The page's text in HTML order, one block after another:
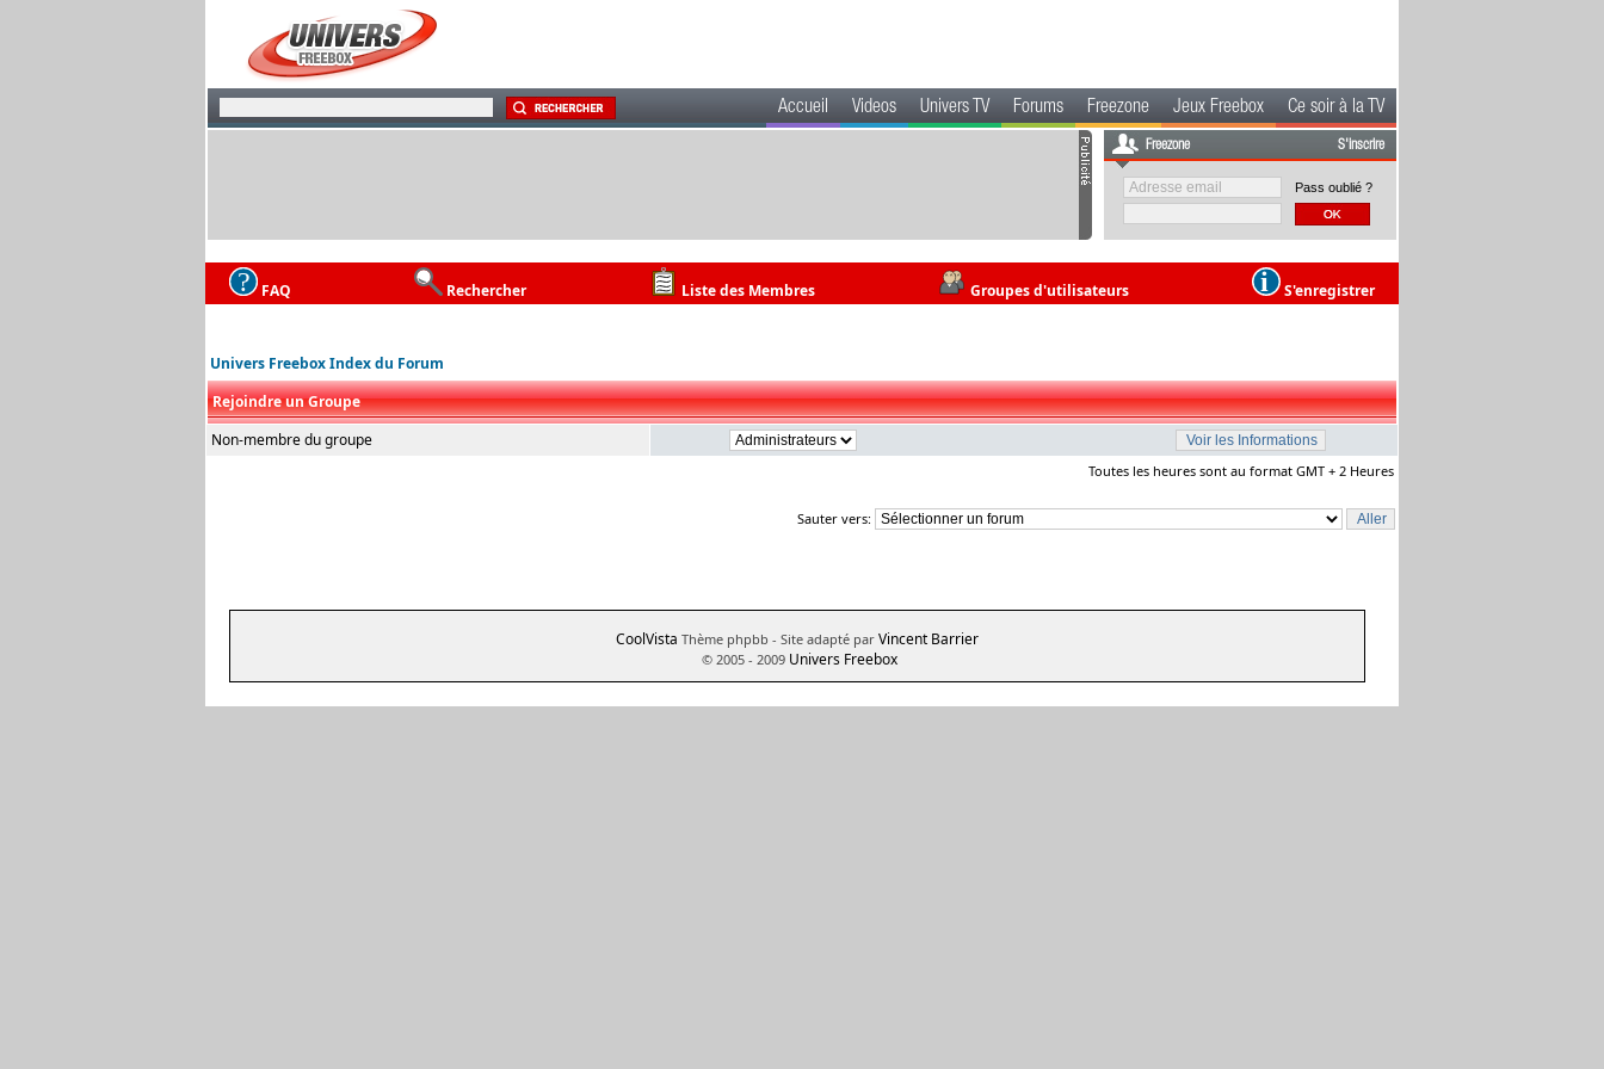
Accueil Videos Univers TV Forums Freezone Jeux Freebox Ce soir à la TV
Freezone S'inscrire
Pass oublié ?
FAQ Rechercher Liste des Membres Groupes d'utilisateurs S'enregistrer
Univers Freebox Index du Forum
Rejoindre un Groupe
Non-membre du groupe
Toutes les heures sont au format GMT + 2 Heures
Sauter vers:
CoolVista Thème phpbb - Site adapté par Vincent Barrier
© 2005 - 2009 Univers Freebox